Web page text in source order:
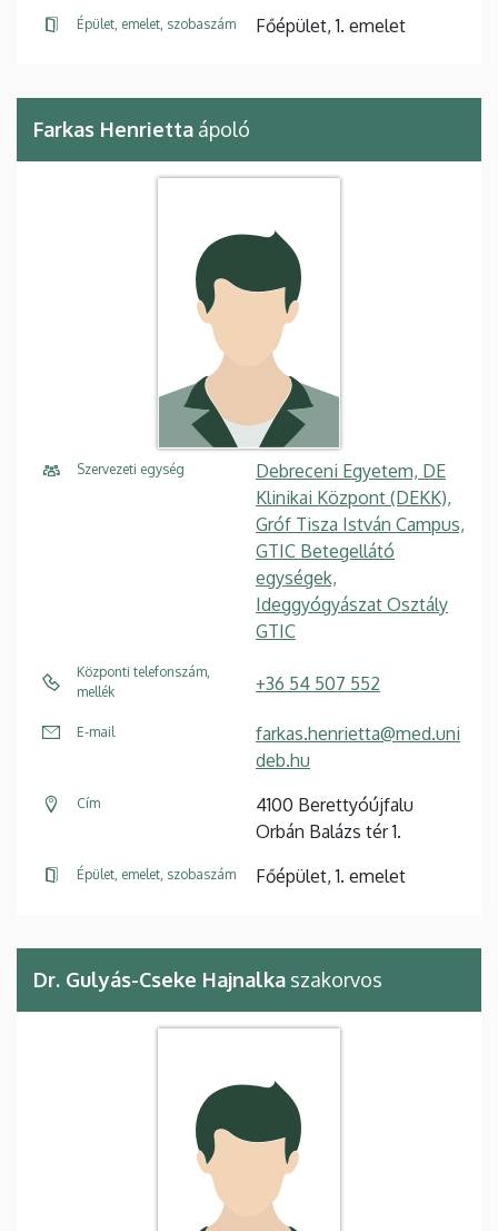
Épület, emelet, szobaszám Főépület, 1. emelet
Farkas Henrietta ápoló
Szervezeti egység
Debreceni Egyetem, DE
Klinikai Központ (DEKK),
Gróf Tisza István Campus,
GTIC Betegellátó
egységek,
Ideggyógyászat Osztály
GTIC
Központi telefonszám,
mellék
+36 54 507 552
E-mail
farkas.henrietta@med.uni
deb.hu
Cím
4100 Berettyóújfalu
Orbán Balázs tér 1.
Épület, emelet, szobaszám Főépület, 1. emelet
Dr. Gulyás-Cseke Hajnalka szakorvos